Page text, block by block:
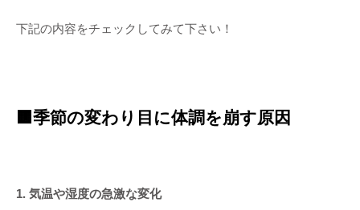
下記の内容をチェックしてみて下さい！
🟧季節の変わり目に体調を崩す原因
1. 気温や湿度の急激な変化